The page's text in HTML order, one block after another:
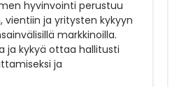
hyvinvointi perustuu
vientiin ja yritysten kykyyn
markkinoilla.
ja kykyä ottaa hallitusti
ja